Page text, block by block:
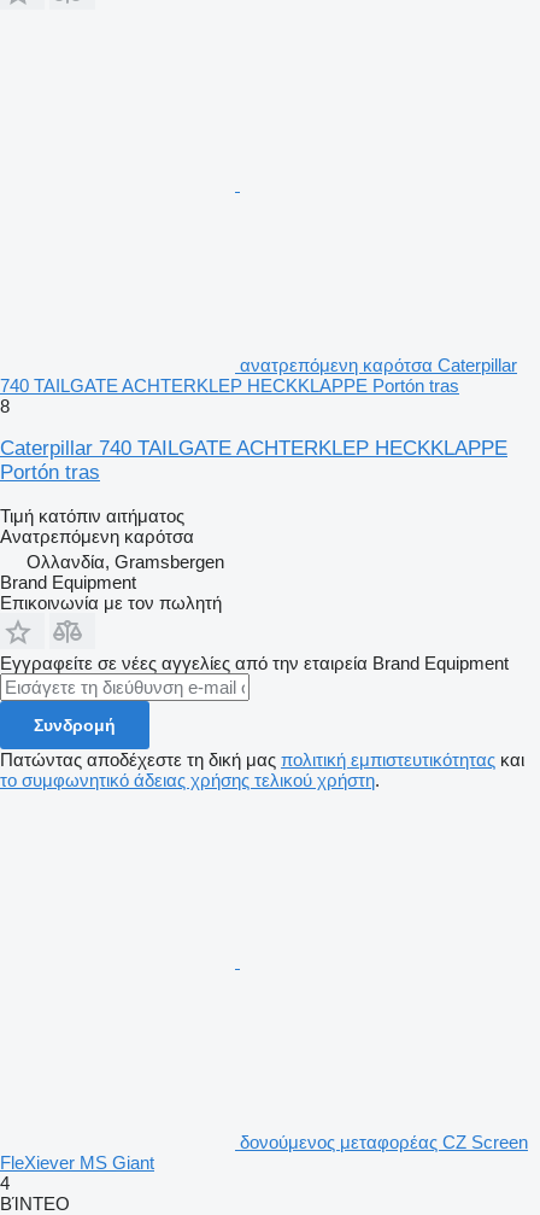
ανατρεπόμενη καρότσα Caterpillar
740 TAILGATE ACHTERKLEP HECKKLAPPE Portón tras
8
Caterpillar 740 TAILGATE ACHTERKLEP HECKKLAPPE
Portón tras
Τιμή κατόπιν αιτήματος
Ανατρεπόμενη καρότσα
Ολλανδία, Gramsbergen
Brand Equipment
Επικοινωνία με τον πωλητή
Εγγραφείτε σε νέες αγγελίες από την εταιρεία Brand Equipment
Συνδρομή
Πατώντας αποδέχεστε τη δική μας πολιτική εμπιστευτικότητας και
το συμφωνητικό άδειας χρήσης τελικού χρήστη.
δονούμενος μεταφορέας CZ Screen
FleXiever MS Giant
4
ΒΊΝΤΕΟ